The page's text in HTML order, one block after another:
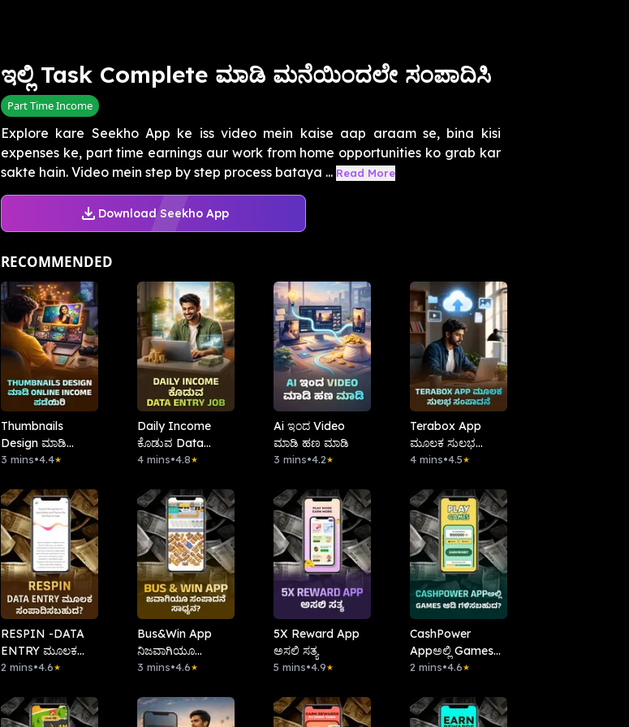
ಇಲ್ಲಿ Task Complete ಮಾಡಿ ಮನೆಯಿಂದಲೇ ಸಂಪಾದಿಸಿ
Part Time Income
Explore kare Seekho App ke iss video mein kaise aap araam se, bina kisi
expenses ke, part time earnings aur work from home opportunities ko grab kar
sakte hain. Video mein step by step process bataya ... Read More
Download Seekho App
RECOMMENDED
Thumbnails
Design ಮಾಡಿ
Online Income
3 mins•4.4★
Daily Income
ಕೊಡುವ Data
Entry Job
4 mins•4.8★
Ai ಇಂದ Video
ಮಾಡಿ ಹಣ ಮಾಡಿ
3 mins•4.2★
Terabox App
ಮೂಲಕ ಸುಲಭ
ಸಂಪಾದನೆ
4 mins•4.5★
RESPIN -DATA
ENTRY ಮೂಲಕ
ಸಂಪಾದಿಸಬಹುದ?
2 mins•4.6★
Bus&Win App
ನಿಜವಾಗಿಯೂ
ಸಂಪಾದನೆ ಸಾಧ್ಯನ?
3 mins•4.6★
5X Reward App
ಅಸಲಿ ಸತ್ಯ
5 mins•4.9★
CashPower
Appಅಲ್ಲಿ Games
ಆಡಿ ಗಳಿಸಬಹುದ?
2 mins•4.6★